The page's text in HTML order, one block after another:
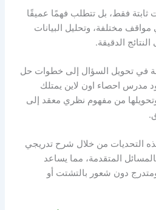
ثابتة فقط، بل تتطلب فهمًا عميقًا
مواقف مختلفة، وتحليل البيانات
الدقيقة.
في تحويل السؤال إلى خطوات حل
مدرس احصاء اون لاين يمتلك
من مفهوم نظري معقد إلى
التحديات من خلال شرح تدريجي
المتقدمة، مما يساعد
دون شعور بالتشتت أو